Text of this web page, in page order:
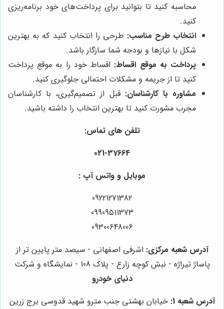
محاسبه کنید تا بتوانید برای پرداخت‌های خود برنامه‌ریزی
کنید.
انتخاب طرح مناسب: طرحی را انتخاب کنید که به بهترین
شکل با نیازها و بودجه شما سازگار باشد.
پرداخت به موقع اقساط: اقساط خود را به موقع پرداخت
کنید تا از جریمه و مشکلات احتمالی جلوگیری کنید.
مشاوره با کارشناسان: قبل از تصمیم‌گیری، با کارشناسان
مجرب مشورت کنید تا بهترین انتخاب را داشته باشید.
تلفن های تماس:
021-37664
موبایل و واتس آپ :
09221271382
09909511373
09300648006
آدرس شعبه مرکزی: اشرفی اصفهانی - سیصد متر پایین تر از
پاساژ تیراژه - نبش کوچه زارع - پلاک 108 - نمایشگاه و شرکت
دنیای خودرو
آدرس شعبه 1: خیابان بهشتی جنب مترو شهید قدوسی برج زرین